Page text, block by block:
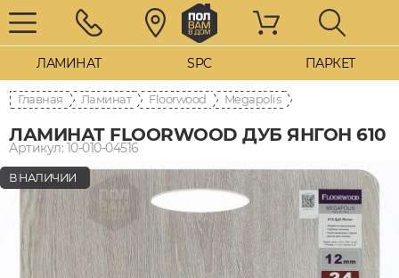
ЛАМИНАТ SPC ПАРКЕТ
Главная Ламинат Floorwood Megapolis
ЛАМИНАТ FLOORWOOD ДУБ ЯНГОН 610
Артикул: 10-010-04516
В НАЛИЧИИ